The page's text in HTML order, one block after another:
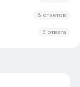
8 ответов
3 ответа